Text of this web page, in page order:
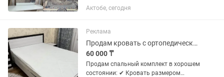
двухспальная кровать, 4 дверный
шкаф, 2 тумбочки, дамский столик с
переездом.цена окончательная.
Актобе, сегодня
Реклама
Продам кровать с ортопедическим матрасом,тумбочку , столик с зеркалом
60 000 ₸
Продам спальный комплект в хорошем
состоянии: ✔ Кровать размером